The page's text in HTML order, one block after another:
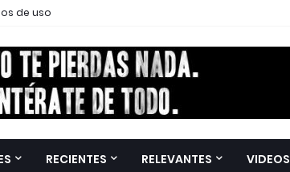
de uso
RECIENTES RELEVANTES VIDEOS